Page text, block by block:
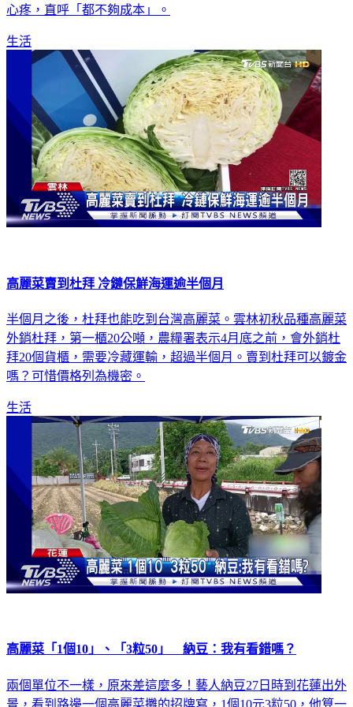
心疼，直呼「都不夠成本」。
生活
高麗菜賣到杜拜 冷鏈保鮮海運逾半個月
半個月之後，杜拜也能吃到台灣高麗菜。雲林初秋品種高麗菜
外銷杜拜，第一櫃20公噸，農糧署表示4月底之前，會外銷杜
拜20個貨櫃，需要冷藏運輸，超過半個月。賣到杜拜可以鍍金
嗎？可惜價格列為機密。
生活
高麗菜「1個10」、「3粒50」 納豆：我有看錯嗎？
兩個單位不一樣，原來差這麼多！藝人納豆27日時到花蓮出外